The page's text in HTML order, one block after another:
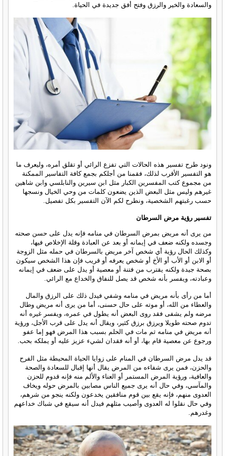
والسعادة والخير والرزق وفتح أفق جديدة في الحياة.
ونود طرح تفسير هذه الحالات التي تفزع الرائي أو تقلق أمره، وليعرف ما
هو التفسير الأقرب لذلك، فقمنا من أجلكم بجمع كافة التفاسير الممكنة
من مجموع كتب المفسرين الكبار مثل ابن سيرين والنابلسي وابن شاهين
غيرهم وليس مثل البعض الذين يضعون كلمات من وحي الخيال ونسجها
حسب رغبتهم الشخصية، ونطرح لكم الآن التفسير بكل تفصيل.
تفسير رؤية مرض السرطان
من يرى أنه مريض بمرض السرطان في منامه فإنه يدل على حسن صحته
وجسده ولكنه ضعف في إيمانه أو بعد عن العبادة وقلة الإخلاص فيها،
وكذلك الحال رؤية أي شخص آخر مريض بالسرطان في حمله مثل الزوجة
أو الابن أو الأب أو الأخ أو شخص يعرفه أو قريب فإن هذا الشخص سيكون
بصحة جيدة ولكنه يقترب من فتنة أو معصية أو يدل على ضعف في إيمانه
وعبادته، ويفسر بأنه شخص قد يصل للنفاق والخداع مع الرائي.
أما من رأى بأنه مريض في منامه وشفي فيدل ذلك على الرزق والمال
والعطاء من الله، أو موته على حال حسنى، أما من يرى أنه مريض وطال
مرضه ولم يشفى فقد روى البعض أنه يطول في عمره، ويفسر غيره أنه
تدوم صحته طويلا ويرزق برزق كثير، ويقال أنه يدل على قرب الأجل، ورؤية
أنه مريض في منامه ثم مات في الحلم بسبب هذا المرض فهو إما عفو
ورجوع عن معصية قام بها، أو أنه فقدان لشيء عزيز عليه أو يملكه بحب.
قد يدل مرض السرطان في المنام على زوايا الحياة المحيطة مثل الفرح
والحزن، فمن يرى شفاءه من المرض يقال أنها إقبال للسعادة والصحة
والعافية، ورؤية المرض المستمر أو العناء والألم منه فإنه قدوم للحزن
والمآسي، وفي حال أنه يرى جميع الناس مصابين بالمرض حوله ويخاف
العدوى منهم، فإنه يقع بين قوم منافقين يخدعون ولكنه ينجو من شرهم،
وفي حال نقلوا له العدوى وأصيب مثلهم فيدل أنه سيقع في شباك خداعهم
وغدرهم.